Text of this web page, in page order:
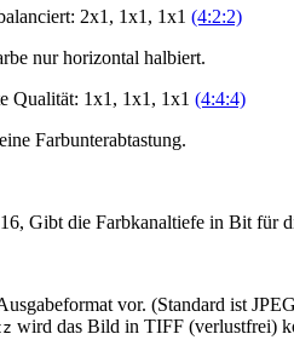
2x1, 1x1, 1x1 (4:2:2)
nur horizontal halbiert.
Qualität: 1x1, 1x1, 1x1 (4:4:4)
Farbunterabtastung.
Gibt die Farbkanaltiefe in Bit für
vor. (Standard ist
wird das Bild in TIFF (verlustfrei)